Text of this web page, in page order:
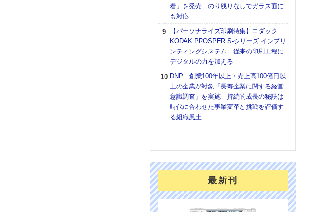
着」を発売 のり残りなしでガラス面に
も対応
【パーソナライズ印刷特集】コダック
KODAK PROSPER S-シリーズ インプリ
ンティングシステム 従来の印刷工程に
デジタルの力を加える
DNP 創業100年以上・売上高100億円以
上の企業が対象「長寿企業に関する経営
意識調査」を実施 持続的成長の秘訣は
時代に合わせた事業変革と挑戦を評価す
る組織風土
最新刊